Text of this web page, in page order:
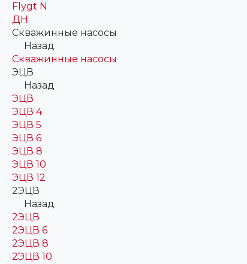
Flygt N
ДН
Скважинные насосы
Назад
Скважинные насосы
ЭЦВ
Назад
ЭЦВ
ЭЦВ 4
ЭЦВ 5
ЭЦВ 6
ЭЦВ 8
ЭЦВ 10
ЭЦВ 12
2ЭЦВ
Назад
2ЭЦВ
2ЭЦВ 6
2ЭЦВ 8
2ЭЦВ 10